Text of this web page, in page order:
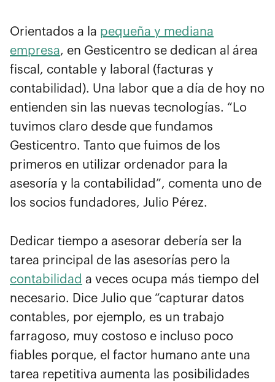
Orientados a la pequeña y mediana
empresa, en Gesticentro se dedican al área
fiscal, contable y laboral (facturas y
contabilidad). Una labor que a día de hoy no
entienden sin las nuevas tecnologías. “Lo
tuvimos claro desde que fundamos
Gesticentro. Tanto que fuimos de los
primeros en utilizar ordenador para la
asesoría y la contabilidad”, comenta uno de
los socios fundadores, Julio Pérez.
Dedicar tiempo a asesorar debería ser la
tarea principal de las asesorías pero la
contabilidad a veces ocupa más tiempo del
necesario. Dice Julio que “capturar datos
contables, por ejemplo, es un trabajo
farragoso, muy costoso e incluso poco
fiables porque, el factor humano ante una
tarea repetitiva aumenta las posibilidades